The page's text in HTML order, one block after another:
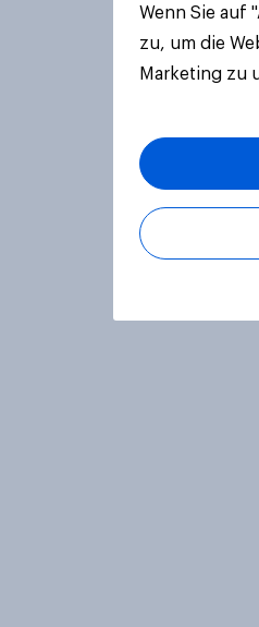
Wenn Sie auf
zu, um die
Marketing zu